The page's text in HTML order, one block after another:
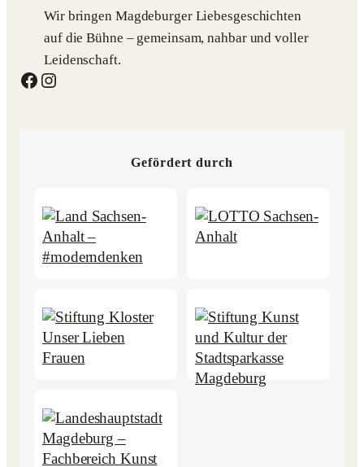
Wir bringen Magdeburger Liebesgeschichten
auf die Bühne – gemeinsam, nahbar und voller
Leidenschaft.
Facebook
Instagram
Gefördert durch